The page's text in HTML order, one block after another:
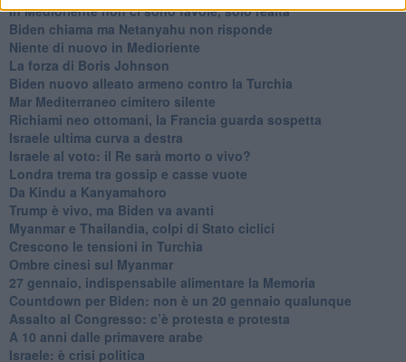
In Medioriente non ci sono favole, solo realtà
Biden chiama ma Netanyahu non risponde
Niente di nuovo in Medioriente
La forza di Boris Johnson
Biden nuovo alleato armeno contro la Turchia
Mar Mediterraneo cimitero silente
Richiami neo ottomani, la Francia guarda sospetta
Israele ultima curva a destra
Israele al voto: il Re sarà morto o vivo?
Londra trema tra gossip e casse vuote
Da Kindu a Kanyamahoro
Trump è vivo, ma Biden va avanti
Myanmar e Thailandia, colpi di Stato ciclici
Crescono le tensioni in Turchia
Ombre cinesi sul Myanmar
27 gennaio, indispensabile alimentare la Memoria
Countdown per Biden: non è un 20 gennaio qualunque
Assalto al Congresso: c’è protesta e protesta
A 10 anni dalle primavere arabe
Israele: è crisi politica